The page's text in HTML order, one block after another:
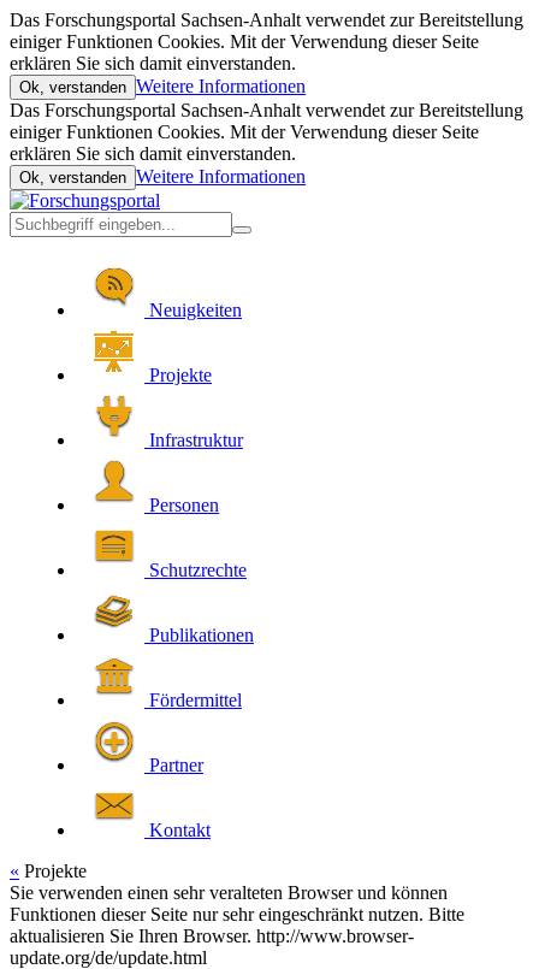
Das Forschungsportal Sachsen-Anhalt verwendet zur Bereitstellung
einiger Funktionen Cookies. Mit der Verwendung dieser Seite
erklären Sie sich damit einverstanden.
Ok, verstanden Weitere Informationen
Das Forschungsportal Sachsen-Anhalt verwendet zur Bereitstellung
einiger Funktionen Cookies. Mit der Verwendung dieser Seite
erklären Sie sich damit einverstanden.
Ok, verstanden Weitere Informationen
Neuigkeiten
Projekte
Infrastruktur
Personen
Schutzrechte
Publikationen
Fördermittel
Partner
Kontakt
« Projekte
Sie verwenden einen sehr veralteten Browser und können
Funktionen dieser Seite nur sehr eingeschränkt nutzen. Bitte
aktualisieren Sie Ihren Browser. http://www.browser-
update.org/de/update.html